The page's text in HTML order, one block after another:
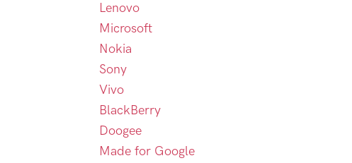
Lenovo
Microsoft
Nokia
Sony
Vivo
BlackBerry
Doogee
Made for Google